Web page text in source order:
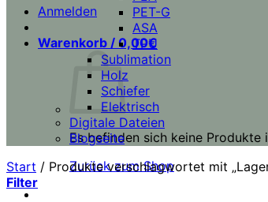
Anmelden
Warenkorb / 0,00€
Es befinden sich keine Produkte
Zurück zum Shop
PET-G
ASA
TPU
Sublimation
Holz
Schiefer
Elektrisch
Digitale Dateien
Blogseite
Start / Produkte verschlagwortet mit
Filter